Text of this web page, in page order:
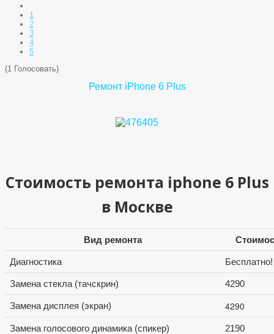
1
2
3
4
5
(1 Голосовать)
Ремонт iPhone 6 Plus
Стоимость ремонта iphone 6 Plus
в Москве
Вид ремонта
Диагностика Бесплатно!
Замена стекла (тачскрин) 4290
Замена дисплея (экран) 4290
Замена голосового динамика (спикер) 2190